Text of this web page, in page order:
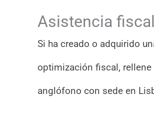
Asistencia
Si ha creado o adquirido
optimización fiscal,
anglófono con sede en